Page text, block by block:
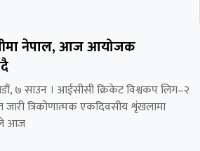
नेपाल, आज आयोजक
७ साउन । आईसीसी क्रिकेट विश्वकप लिग–२
जारी त्रिकोणात्मक एकदिवसीय शृंखलामा
आज